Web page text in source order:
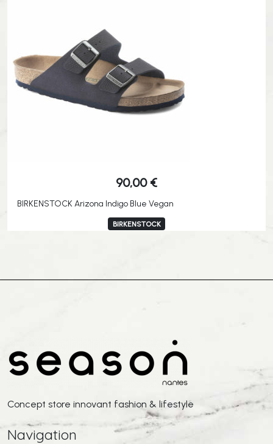
90,00 €
BIRKENSTOCK Arizona Indigo Blue Vegan
BIRKENSTOCK
Concept store innovant fashion & lifestyle
Navigation